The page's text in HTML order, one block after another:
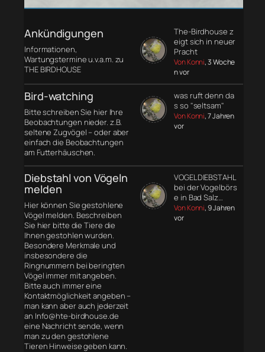
Ankündigungen
Informationen,
Wartungstermine u.v.a.m. zu
THE BIRDHOUSE
The-Birdhouse z
eigt sich in neuer
Pracht
Von Konni, 3 Woche
n vor
Bird-watching
Bitte schreiben Sie hier Ihre
Beobachtungen nieder. z.B.
seltene Zugvögel – oder aber
einfach die Beobachtungen
am Futterhäuschen.
was ruft denn da
s so "seltsam"
Von Konni, 7 Jahren
vor
Diebstahl von Vögeln
melden
Hier können Sie gestohlene
Vögel melden. Beschreiben
Sie hier bitte die Tiere die
Ihnen gestohlen wurden.
Besondere Merkmale und
insbesondere die
Ringnummern bei beringten
Vögel immer mit angeben.
Bitte auch immer eine
Kontaktmöglichkeit angeben –
man kann aber auch jederzeit
an Info@hte-birdhouse.de
eine Nachricht sende, wenn
man zu den gestohlene
Tieren Hinweise geben kann.
VOGELDIEBSTAHL
bei der Vogelbörs
e in Bad Salz…
Von Konni, 9 Jahren
vor